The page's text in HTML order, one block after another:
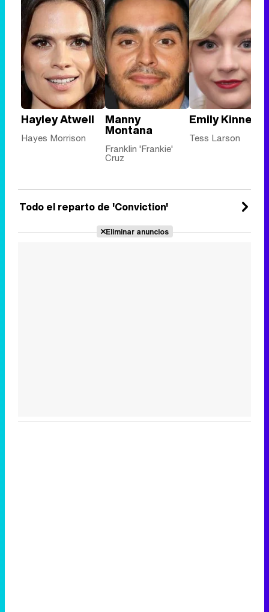
Hayley Atwell
Hayes Morrison
Manny
Montana
Franklin 'Frankie'
Cruz
Emily Kinney
Tess Larson
Todo el reparto de 'Conviction'
Eliminar anuncios